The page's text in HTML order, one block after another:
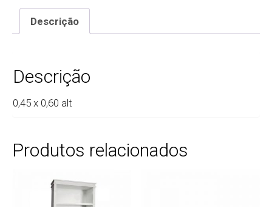
Descrição
Descrição
0,45 x 0,60 alt
Produtos relacionados